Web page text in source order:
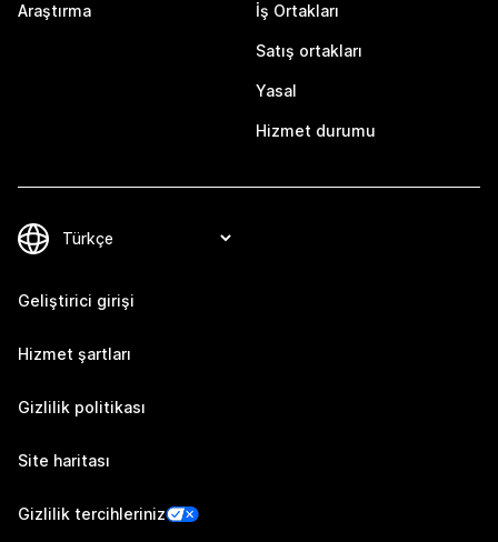
Araştırma İş Ortakları
Satış ortakları
Yasal
Hizmet durumu
Geliştirici girişi
Hizmet şartları
Gizlilik politikası
Site haritası
Gizlilik tercihleriniz